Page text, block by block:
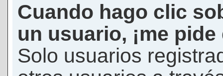
Cuando hago clic
un usuario, ¡me
Solo usuarios